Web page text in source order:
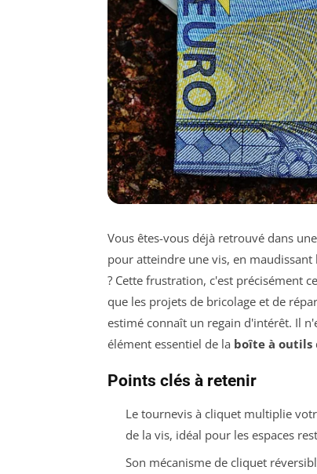
Vous êtes-vous déjà retrouvé dans
pour atteindre une vis, en
? Cette frustration, c'est précisément
que les projets de bricolage et de
estimé connaît un regain d'intérêt. Il
élément essentiel de la boîte à outils
Points clés à retenir
Le tournevis à cliquet multiplie
de la vis, idéal pour les espaces
Son mécanisme de cliquet